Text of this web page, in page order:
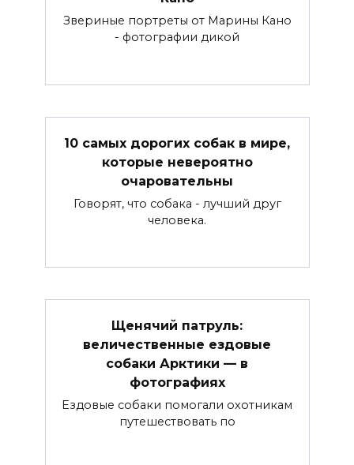
Звериные портреты от Марины Кано
- фотографии дикой
10 самых дорогих собак в мире,
которые невероятно
очаровательны
Говорят, что собака - лучший друг
человека.
Щенячий патруль:
величественные ездовые
собаки Арктики — в
фотографиях
Ездовые собаки помогали охотникам
путешествовать по